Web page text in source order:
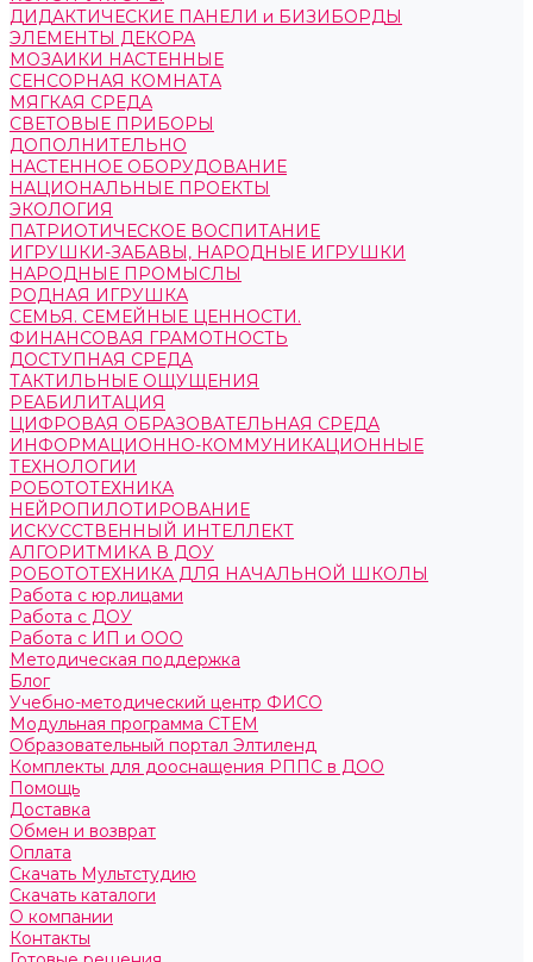
ДИДАКТИЧЕСКИЕ ПАНЕЛИ и БИЗИБОРДЫ
ЭЛЕМЕНТЫ ДЕКОРА
МОЗАИКИ НАСТЕННЫЕ
СЕНСОРНАЯ КОМНАТА
МЯГКАЯ СРЕДА
СВЕТОВЫЕ ПРИБОРЫ
ДОПОЛНИТЕЛЬНО
НАСТЕННОЕ ОБОРУДОВАНИЕ
НАЦИОНАЛЬНЫЕ ПРОЕКТЫ
ЭКОЛОГИЯ
ПАТРИОТИЧЕСКОЕ ВОСПИТАНИЕ
ИГРУШКИ-ЗАБАВЫ, НАРОДНЫЕ ИГРУШКИ
НАРОДНЫЕ ПРОМЫСЛЫ
РОДНАЯ ИГРУШКА
СЕМЬЯ. СЕМЕЙНЫЕ ЦЕННОСТИ.
ФИНАНСОВАЯ ГРАМОТНОСТЬ
ДОСТУПНАЯ СРЕДА
ТАКТИЛЬНЫЕ ОЩУЩЕНИЯ
РЕАБИЛИТАЦИЯ
ЦИФРОВАЯ ОБРАЗОВАТЕЛЬНАЯ СРЕДА
ИНФОРМАЦИОННО-КОММУНИКАЦИОННЫЕ
ТЕХНОЛОГИИ
РОБОТОТЕХНИКА
НЕЙРОПИЛОТИРОВАНИЕ
ИСКУССТВЕННЫЙ ИНТЕЛЛЕКТ
АЛГОРИТМИКА В ДОУ
РОБОТОТЕХНИКА ДЛЯ НАЧАЛЬНОЙ ШКОЛЫ
Работа с юр.лицами
Работа с ДОУ
Работа с ИП и ООО
Методическая поддержка
Блог
Учебно-методический центр ФИСО
Модульная программа СТЕМ
Образовательный портал Элтиленд
Комплекты для дооснащения РППС в ДОО
Помощь
Доставка
Обмен и возврат
Оплата
Скачать Мультстудию
Скачать каталоги
О компании
Контакты